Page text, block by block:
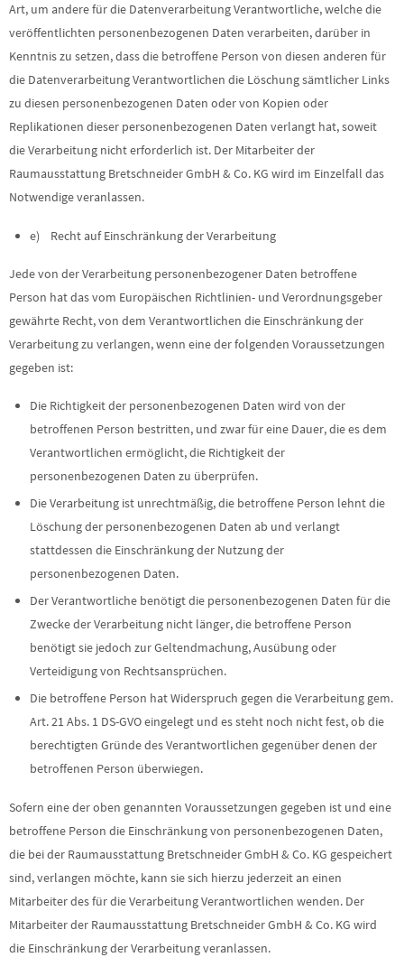
Art, um andere für die Datenverarbeitung Verantwortliche, welche die
veröffentlichten personenbezogenen Daten verarbeiten, darüber in
Kenntnis zu setzen, dass die betroffene Person von diesen anderen für
die Datenverarbeitung Verantwortlichen die Löschung sämtlicher Links
zu diesen personenbezogenen Daten oder von Kopien oder
Replikationen dieser personenbezogenen Daten verlangt hat, soweit
die Verarbeitung nicht erforderlich ist. Der Mitarbeiter der
Raumausstattung Bretschneider GmbH & Co. KG wird im Einzelfall das
Notwendige veranlassen.
e) Recht auf Einschränkung der Verarbeitung
Jede von der Verarbeitung personenbezogener Daten betroffene
Person hat das vom Europäischen Richtlinien- und Verordnungsgeber
gewährte Recht, von dem Verantwortlichen die Einschränkung der
Verarbeitung zu verlangen, wenn eine der folgenden Voraussetzungen
gegeben ist:
Die Richtigkeit der personenbezogenen Daten wird von der
betroffenen Person bestritten, und zwar für eine Dauer, die es dem
Verantwortlichen ermöglicht, die Richtigkeit der
personenbezogenen Daten zu überprüfen.
Die Verarbeitung ist unrechtmäßig, die betroffene Person lehnt die
Löschung der personenbezogenen Daten ab und verlangt
stattdessen die Einschränkung der Nutzung der
personenbezogenen Daten.
Der Verantwortliche benötigt die personenbezogenen Daten für die
Zwecke der Verarbeitung nicht länger, die betroffene Person
benötigt sie jedoch zur Geltendmachung, Ausübung oder
Verteidigung von Rechtsansprüchen.
Die betroffene Person hat Widerspruch gegen die Verarbeitung gem.
Art. 21 Abs. 1 DS-GVO eingelegt und es steht noch nicht fest, ob die
berechtigten Gründe des Verantwortlichen gegenüber denen der
betroffenen Person überwiegen.
Sofern eine der oben genannten Voraussetzungen gegeben ist und eine
betroffene Person die Einschränkung von personenbezogenen Daten,
die bei der Raumausstattung Bretschneider GmbH & Co. KG gespeichert
sind, verlangen möchte, kann sie sich hierzu jederzeit an einen
Mitarbeiter des für die Verarbeitung Verantwortlichen wenden. Der
Mitarbeiter der Raumausstattung Bretschneider GmbH & Co. KG wird
die Einschränkung der Verarbeitung veranlassen.